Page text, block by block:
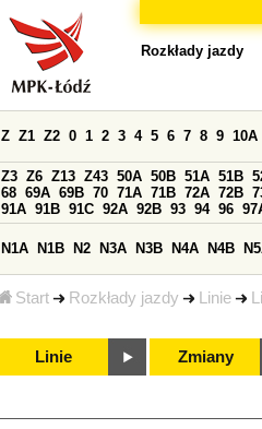
Start Rozkłady jazdy Linie
Rozkłady jazdy
Z Z1 Z2 0 1 2 3 4 5 6 7 8 9 10A
Z3 Z6 Z13 Z43 50A 50B 51A 51B
68 69A 69B 70 71A 71B 72A 72B
91A 91B 91C 92A 92B 93 94 96
N1A N1B N2 N3A N3B N4A N4B
Linie Zmiany